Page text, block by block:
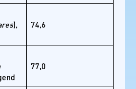
),
74,6
77,0